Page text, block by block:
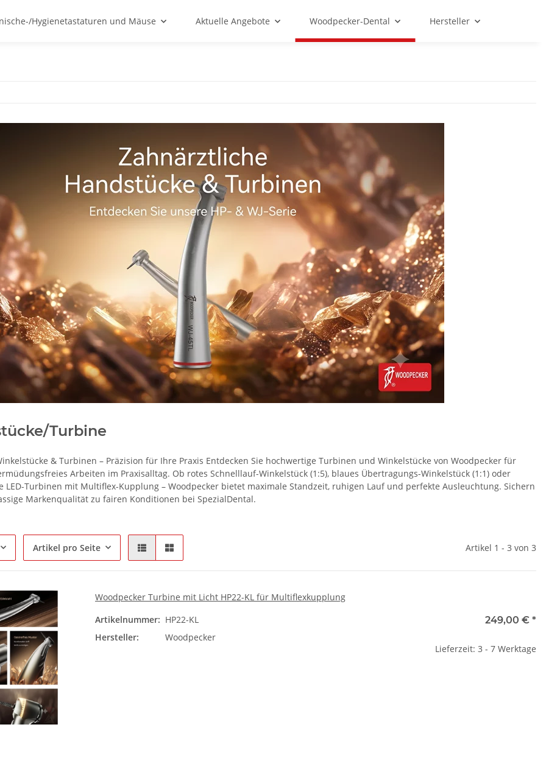
Hygienetastaturen und Mäuse Aktuelle Angebote Woodpecker-Dental Hersteller
Turbine
& Turbinen – Präzision für Ihre Praxis Entdecken Sie hochwertige Turbinen und Winkelstücke von Woodpecker für
Arbeiten im Praxisalltag. Ob rotes Schnelllauf-Winkelstück (1:5), blaues Übertragungs-Winkelstück (1:1) oder
LED-Turbinen mit Multiflex-Kupplung – Woodpecker bietet maximale Standzeit, ruhigen Lauf und perfekte Ausleuchtung. Sichern
Markenqualität zu fairen Konditionen bei SpezialDental.
Artikel pro Seite Artikel 1 - 3 von 3
Woodpecker Turbine mit Licht HP22-KL für Multiflexkupplung
Artikelnummer: HP22-KL
Hersteller:
Woodpecker
249,00 € *
Lieferzeit: 3 - 7 Werktage
€*
Aussenbogen K - klein